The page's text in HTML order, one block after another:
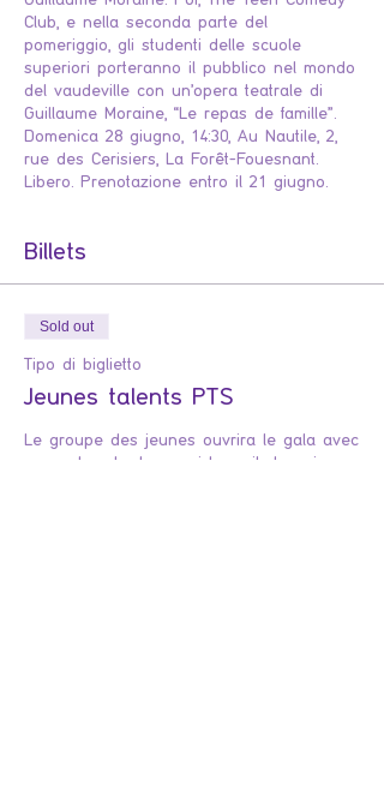
Club, e nella seconda parte del
pomeriggio, gli studenti delle scuole
superiori porteranno il pubblico nel mondo
del vaudeville con un'opera teatrale di
Guillaume Moraine, “Le repas de famille”.
Domenica 28 giugno, 14:30, Au Nautile, 2,
rue des Cerisiers, La Forêt-Fouesnant.
Libero. Prenotazione entro il 21 giugno.
Billets
Sold out
Tipo di biglietto
Jeunes talents PTS
Le groupe des jeunes ouvrira le gala avec
un conte « Le loup qui broyait du noir »